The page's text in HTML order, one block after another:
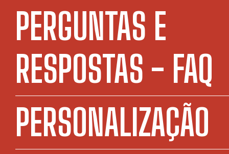
PERGUNTAS E
RESPOSTAS - FAQ
PERSONALIZAÇÃO